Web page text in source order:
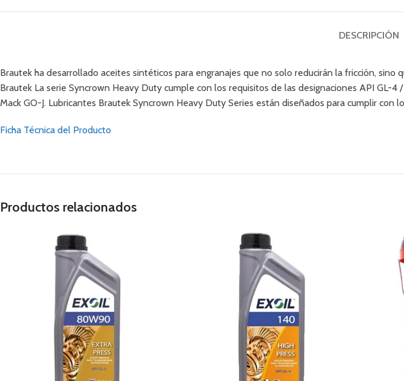
DESCRIPCIÓN
Brautek ha desarrollado aceites sintéticos para engranajes que no solo reducirán la fricción,
Brautek La serie Syncrown Heavy Duty cumple con los requisitos de las designaciones API GL-4
Mack GO-J. Lubricantes Brautek Syncrown Heavy Duty Series están diseñados para cumplir
Ficha Técnica del Producto
Productos relacionados